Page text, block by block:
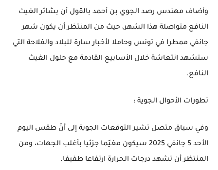
وأضاف مهندس رصد الجوي بن أحمد بالقول أن بشائر الغيث
النافع متواصلة هذا الشهر، حيث من المنتظر أن يكون شهر
جانفي ممطرا في تونس وحاملا لأخبار سارة للبلاد والفلاحة التي
ستشهد انتعاشة خلال الأسابيع القادمة مع حلول الغيث
النافع.
تطورات الأحوال الجوية :
وفي سياق متصل تشير التوقعات الجوية إلى أنّ طقس اليوم
الأحد 5 جانفي 2025 سيكون مغيّما جزئيا بأغلب الجهات، ومن
المنتظر أن تشهد درجات الحرارة ارتفاعا طفيفا.